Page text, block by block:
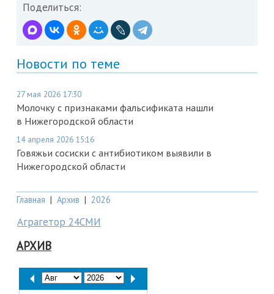
Поделиться:
Новости по теме
27 мая 2026 17:30
Молочку с признаками фальсификата нашли
в Нижегородской области
14 апреля 2026 15:16
Говяжьи сосиски с антибиотиком выявили в
Нижегородской области
Главная | Архив | 2026
Аграгетор 24СМИ
АРХИВ